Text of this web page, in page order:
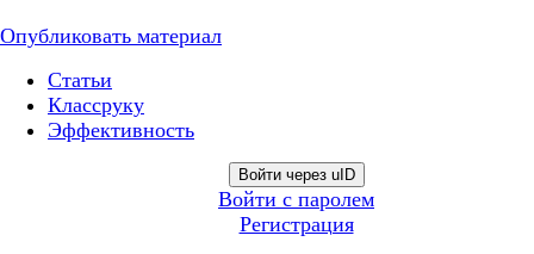
Опубликовать материал
Статьи
Классруку
Эффективность
Войти через uID
Войти с паролем
Регистрация